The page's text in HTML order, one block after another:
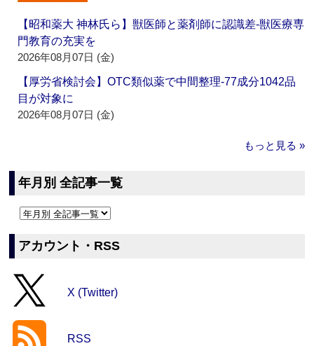
【昭和薬大 神林氏ら】獣医師と薬剤師に認識差‐獣医療専
門教育の充実を
2026年08月07日 (金)
【厚労省検討会】OTC類似薬で中間整理‐77成分1042品
目が対象に
2026年08月07日 (金)
もっと見る »
年月別 全記事一覧
アカウント・RSS
X (Twitter)
RSS